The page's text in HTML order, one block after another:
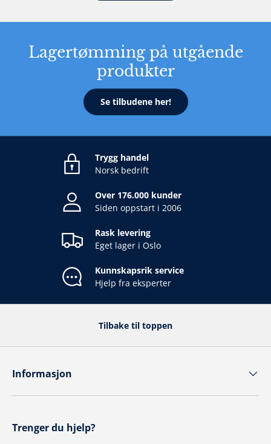
Lagertømming på utgående
produkter
Se tilbudene her!
Trygg handel
Norsk bedrift
Over 176.000 kunder
Siden oppstart i 2006
Rask levering
Eget lager i Oslo
Kunnskapsrik service
Hjelp fra eksperter
Tilbake til toppen
Informasjon
Trenger du hjelp?